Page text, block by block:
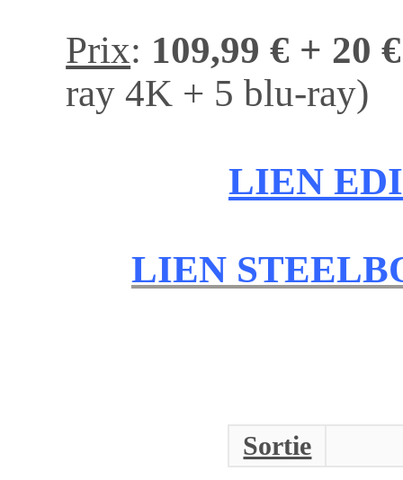
Prix: 109,99 € + 20
ray 4K + 5 blu-ray)
LIEN
LIEN
Sortie